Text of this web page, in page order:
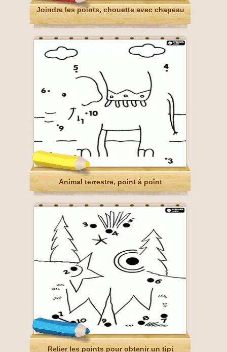
Joindre les points, chouette avec chapeau
Animal terrestre, point à point
Relier les points pour obtenir un tipi